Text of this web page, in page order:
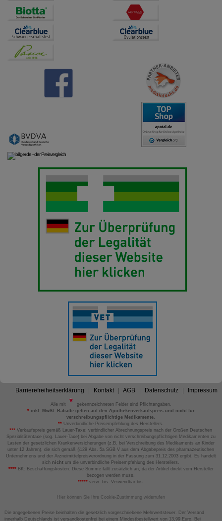
Barrierefreiheitserklärung Kontakt AGB Datenschutz Impressum
Alle mit
gekennzeichneten Felder sind Pflichtangaben.
*inkl. MwSt. Rabatte gelten auf den Apothekenverkaufspreis und nicht für
verschreibungspflichtige Medikamente.
** Unverbindliche Preisempfehlung des Herstellers.
*** Verkaufspreis gemäß Lauer-Taxe; verbindlicher Abrechnungspreis nach der Großen Deutschen
Spezialitätentaxe (sog. Lauer-Taxe) bei Abgabe von nicht verschreibungspflichtigen Medikamenten zu
Lasten der gesetzlichen Krankenversicherungen (z.B. bei Verschreibung des Medikaments an Kinder
unter 12 Jahren), die sich gemäß §129 Abs. 5a SGB V aus dem Abgabepreis des pharmazeutischen
Unternehmens und der Arzneimittelpreisverordnung in der Fassung zum 31.12.2003 ergibt. Es handelt
sich nicht um die unverbindliche Preisempfehlung des Herstellers.
****BK: Beschaffungskosten. Diese Summe fällt zusätzlich an, da der Artikel direkt vom Hersteller
bezogen werden muss.
*****verw. bis: Verwendbar bis.
Hier können Sie Ihre Cookie-Zustimmung widerrufen
Die angegebenen Preise beinhalten die gesetzlich vorgeschriebene Mehrwertsteuer. Der Versand
innerhalb Deutschlands ist versandkostenfrei bei einem Mindestbestellwert von 13,99 Euro. Bei